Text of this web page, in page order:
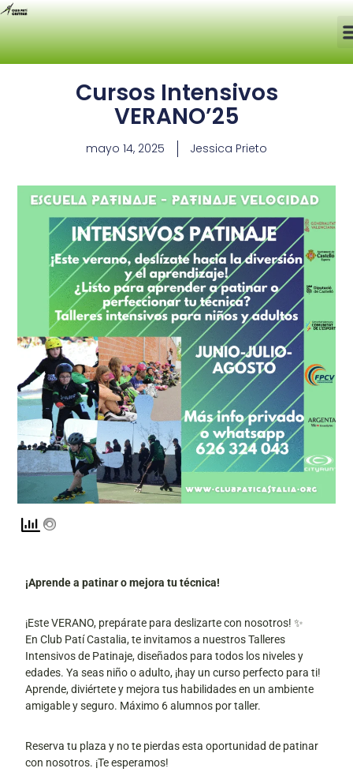
Cursos Intensivos
VERANO’25
mayo 14, 2025 Jessica Prieto
¡Aprende a patinar o mejora tu técnica!
¡Este VERANO, prepárate para deslizarte con nosotros! ✨
En Club Patí Castalia, te invitamos a nuestros Talleres
Intensivos de Patinaje, diseñados para todos los niveles y
edades. Ya seas niño o adulto, ¡hay un curso perfecto para ti!
Aprende, diviértete y mejora tus habilidades en un ambiente
amigable y seguro. Máximo 6 alumnos por taller.
Reserva tu plaza y no te pierdas esta oportunidad de patinar
con nosotros. ¡Te esperamos!